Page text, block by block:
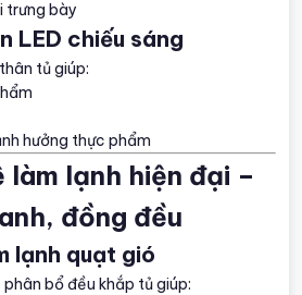
trưng bày
LED chiếu sáng
tủ giúp:
hưởng thực phẩm
làm lạnh hiện đại –
đồng đều
lạnh quạt gió
bổ đều khắp tủ giúp: